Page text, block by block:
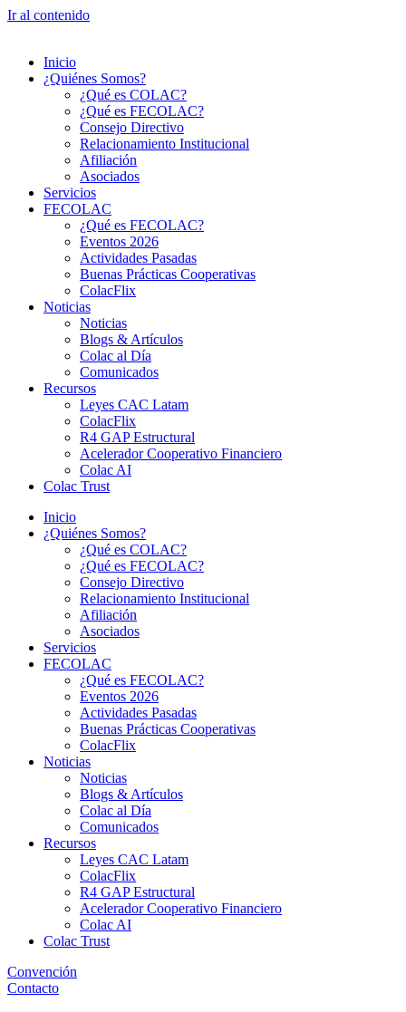
Ir al contenido
Inicio
¿Quiénes Somos?
¿Qué es COLAC?
¿Qué es FECOLAC?
Consejo Directivo
Relacionamiento Institucional
Afiliación
Asociados
Servicios
FECOLAC
¿Qué es FECOLAC?
Eventos 2026
Actividades Pasadas
Buenas Prácticas Cooperativas
ColacFlix
Noticias
Noticias
Blogs & Artículos
Colac al Día
Comunicados
Recursos
Leyes CAC Latam
ColacFlix
R4 GAP Estructural
Acelerador Cooperativo Financiero
Colac AI
Colac Trust
Inicio
¿Quiénes Somos?
¿Qué es COLAC?
¿Qué es FECOLAC?
Consejo Directivo
Relacionamiento Institucional
Afiliación
Asociados
Servicios
FECOLAC
¿Qué es FECOLAC?
Eventos 2026
Actividades Pasadas
Buenas Prácticas Cooperativas
ColacFlix
Noticias
Noticias
Blogs & Artículos
Colac al Día
Comunicados
Recursos
Leyes CAC Latam
ColacFlix
R4 GAP Estructural
Acelerador Cooperativo Financiero
Colac AI
Colac Trust
Convención
Contacto